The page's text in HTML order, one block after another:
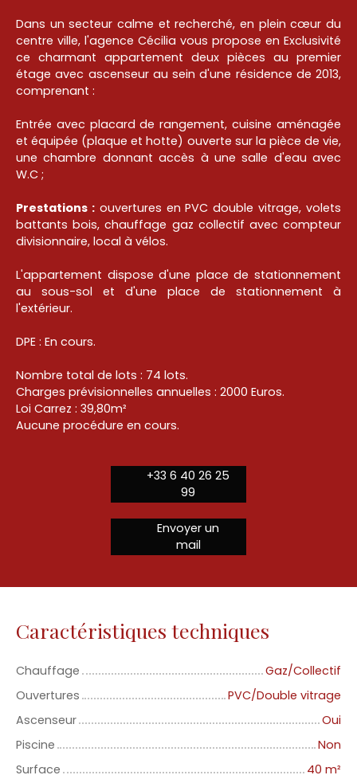
Dans un secteur calme et recherché, en plein cœur du
centre ville, l'agence Cécilia vous propose en Exclusivité
ce charmant appartement deux pièces au premier
étage avec ascenseur au sein d'une résidence de 2013,
comprenant :
Entrée avec placard de rangement, cuisine aménagée
et équipée (plaque et hotte) ouverte sur la pièce de vie,
une chambre donnant accès à une salle d'eau avec
W.C ;
Prestations :ouvertures en PVC double vitrage, volets
battants bois, chauffage gaz collectif avec compteur
divisionnaire, local à vélos.
L'appartement dispose d'une place de stationnement
au sous-sol et d'une place de stationnement à
l'extérieur.
DPE : En cours.
Nombre total de lots : 74 lots.
Charges prévisionnelles annuelles : 2000 Euros.
Loi Carrez : 39,80m²
Aucune procédure en cours.
+33 6 40 26 25
99
Envoyer un
mail
Caractéristiques techniques
Chauffage
Gaz/Collectif
Ouvertures
PVC/Double vitrage
Ascenseur
Oui
Piscine
Non
Surface
40 m²